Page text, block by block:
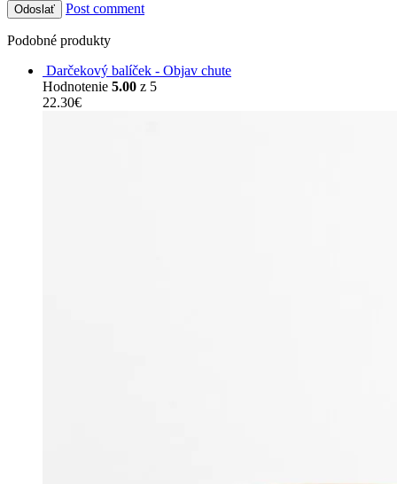
Post comment
Podobné produkty
Darčekový balíček - Objav chute
Hodnotenie 5.00 z 5
22.30€